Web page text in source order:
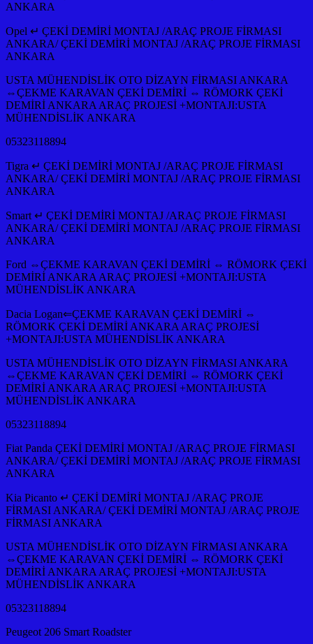
ANKARA
Opel ↵ ÇEKİ DEMİRİ MONTAJ /ARAÇ PROJE FİRMASI
ANKARA/ ÇEKİ DEMİRİ MONTAJ /ARAÇ PROJE FİRMASI
ANKARA
USTA MÜHENDİSLİK OTO DİZAYN FİRMASI ANKARA
⇔ÇEKME KARAVAN ÇEKİ DEMİRİ ⇔ RÖMORK ÇEKİ
DEMİRİ ANKARA ARAÇ PROJESİ +MONTAJI:USTA
MÜHENDİSLİK ANKARA
05323118894
Tigra ↵ ÇEKİ DEMİRİ MONTAJ /ARAÇ PROJE FİRMASI
ANKARA/ ÇEKİ DEMİRİ MONTAJ /ARAÇ PROJE FİRMASI
ANKARA
Smart ↵ ÇEKİ DEMİRİ MONTAJ /ARAÇ PROJE FİRMASI
ANKARA/ ÇEKİ DEMİRİ MONTAJ /ARAÇ PROJE FİRMASI
ANKARA
Ford ⇔ÇEKME KARAVAN ÇEKİ DEMİRİ ⇔ RÖMORK ÇEKİ
DEMİRİ ANKARA ARAÇ PROJESİ +MONTAJI:USTA
MÜHENDİSLİK ANKARA
Dacia Logan⇐ÇEKME KARAVAN ÇEKİ DEMİRİ ⇔
RÖMORK ÇEKİ DEMİRİ ANKARA ARAÇ PROJESİ
+MONTAJI:USTA MÜHENDİSLİK ANKARA
USTA MÜHENDİSLİK OTO DİZAYN FİRMASI ANKARA
⇔ÇEKME KARAVAN ÇEKİ DEMİRİ ⇔ RÖMORK ÇEKİ
DEMİRİ ANKARA ARAÇ PROJESİ +MONTAJI:USTA
MÜHENDİSLİK ANKARA
05323118894
Fiat Panda ÇEKİ DEMİRİ MONTAJ /ARAÇ PROJE FİRMASI
ANKARA/ ÇEKİ DEMİRİ MONTAJ /ARAÇ PROJE FİRMASI
ANKARA
Kia Picanto ↵ ÇEKİ DEMİRİ MONTAJ /ARAÇ PROJE
FİRMASI ANKARA/ ÇEKİ DEMİRİ MONTAJ /ARAÇ PROJE
FİRMASI ANKARA
USTA MÜHENDİSLİK OTO DİZAYN FİRMASI ANKARA
⇔ÇEKME KARAVAN ÇEKİ DEMİRİ ⇔ RÖMORK ÇEKİ
DEMİRİ ANKARA ARAÇ PROJESİ +MONTAJI:USTA
MÜHENDİSLİK ANKARA
05323118894
Peugeot 206 Smart Roadster